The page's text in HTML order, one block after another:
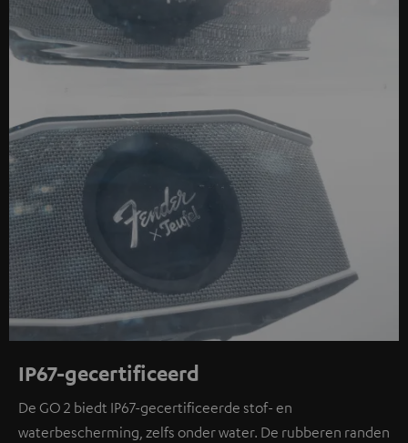
IP67-gecertificeerd
De GO 2 biedt IP67-gecertificeerde stof- en
waterbescherming, zelfs onder water. De rubberen randen